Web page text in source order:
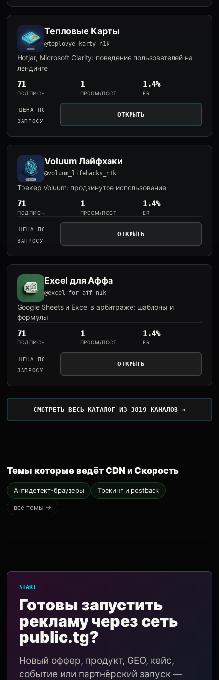
Тепловые Карты
@teplovye_karty_n1k
Hotjar, Microsoft Clarity: поведение пользователей на
лендинге
71
ПОДПИСЧ.
1
ПРОСМ/ПОСТ
1.4%
ER
ЦЕНА ПО
ЗАПРОСУ
ОТКРЫТЬ
Voluum Лайфхаки
@voluum_lifehacks_n1k
Трекер Voluum: продвинутое использование
71
ПОДПИСЧ.
1
ПРОСМ/ПОСТ
1.4%
ER
ЦЕНА ПО
ЗАПРОСУ
ОТКРЫТЬ
Excel для Аффа
@excel_for_aff_n1k
Google Sheets и Excel в арбитраже: шаблоны и
формулы
71
ПОДПИСЧ.
1
ПРОСМ/ПОСТ
1.4%
ER
ЦЕНА ПО
ЗАПРОСУ
ОТКРЫТЬ
СМОТРЕТЬ ВЕСЬ КАТАЛОГ ИЗ 3819 КАНАЛОВ →
Темы которые ведёт CDN и Скорость
Антидетект-браузеры Трекинг и postback
все темы →
START
Готовы запустить
рекламу через сеть
public.tg?
Новый оффер, продукт, GEO, кейс,
событие или партнёрский запуск —